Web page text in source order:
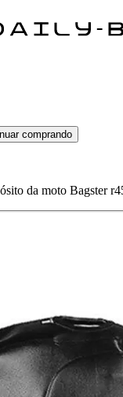
comprando
da moto Bagster